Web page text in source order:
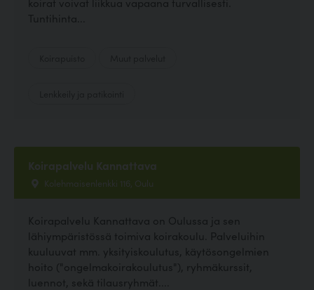
Tuntihinta...
Koirapalvelu Kannattava
Kolehmaisenlenkki 116, Oulu
Koirapalvelu Kannattava on Oulussa ja sen
lähiympäristössä toimiva koirakoulu. Palveluihin
kuuluuvat mm. yksityiskoulutus, käytösongelmien
hoito ("ongelmakoirakoulutus"), ryhmäkurssit,
luennot, sekä tilausryhmät....